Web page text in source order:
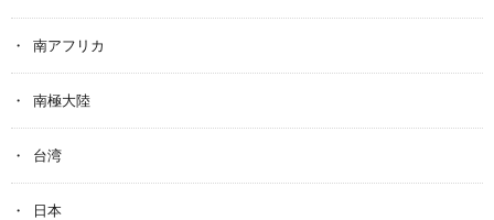
南アフリカ
南極大陸
台湾
日本